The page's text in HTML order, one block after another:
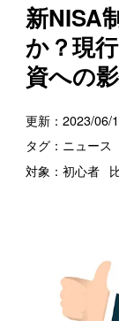
新NISA
か？現
資への
更新： 2023/06/
タグ： ニュース
対象： 初心者